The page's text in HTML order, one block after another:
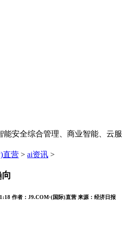
能安全综合管理、商业智能、云服
直营 > ai资讯 >
作者： J9.COM·(国际)直营 来源： 经济日报